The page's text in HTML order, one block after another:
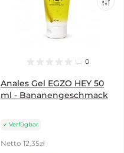
0
Anales Gel EGZO HEY 50
ml - Bananengeschmack
Verfügbar
Netto 12,35zł